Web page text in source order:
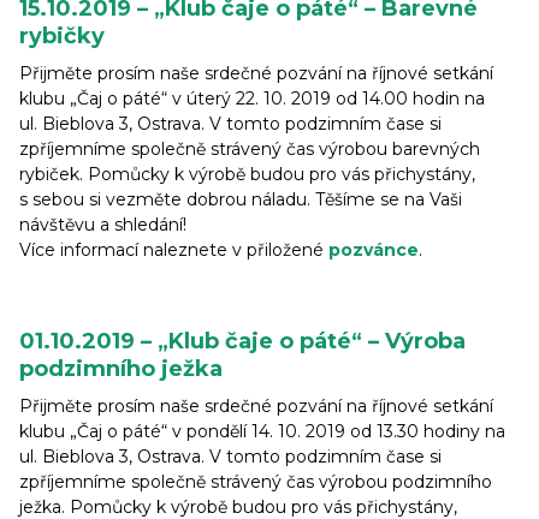
15.10.2019 – „Klub čaje o páté“ – Barevné
rybičky
Přijměte prosím naše srdečné pozvání na říjnové setkání
klubu „Čaj o páté“ v úterý 22. 10. 2019 od 14.00 hodin na
ul. Bieblova 3, Ostrava. V tomto podzimním čase si
zpříjemníme společně strávený čas výrobou barevných
rybiček. Pomůcky k výrobě budou pro vás přichystány,
s sebou si vezměte dobrou náladu. Těšíme se na Vaši
návštěvu a shledání!
Více informací naleznete v přiložené pozvánce.
01.10.2019 – „Klub čaje o páté“ – Výroba
podzimního ježka
Přijměte prosím naše srdečné pozvání na říjnové setkání
klubu „Čaj o páté“ v pondělí 14. 10. 2019 od 13.30 hodiny na
ul. Bieblova 3, Ostrava. V tomto podzimním čase si
zpříjemníme společně strávený čas výrobou podzimního
ježka. Pomůcky k výrobě budou pro vás přichystány,